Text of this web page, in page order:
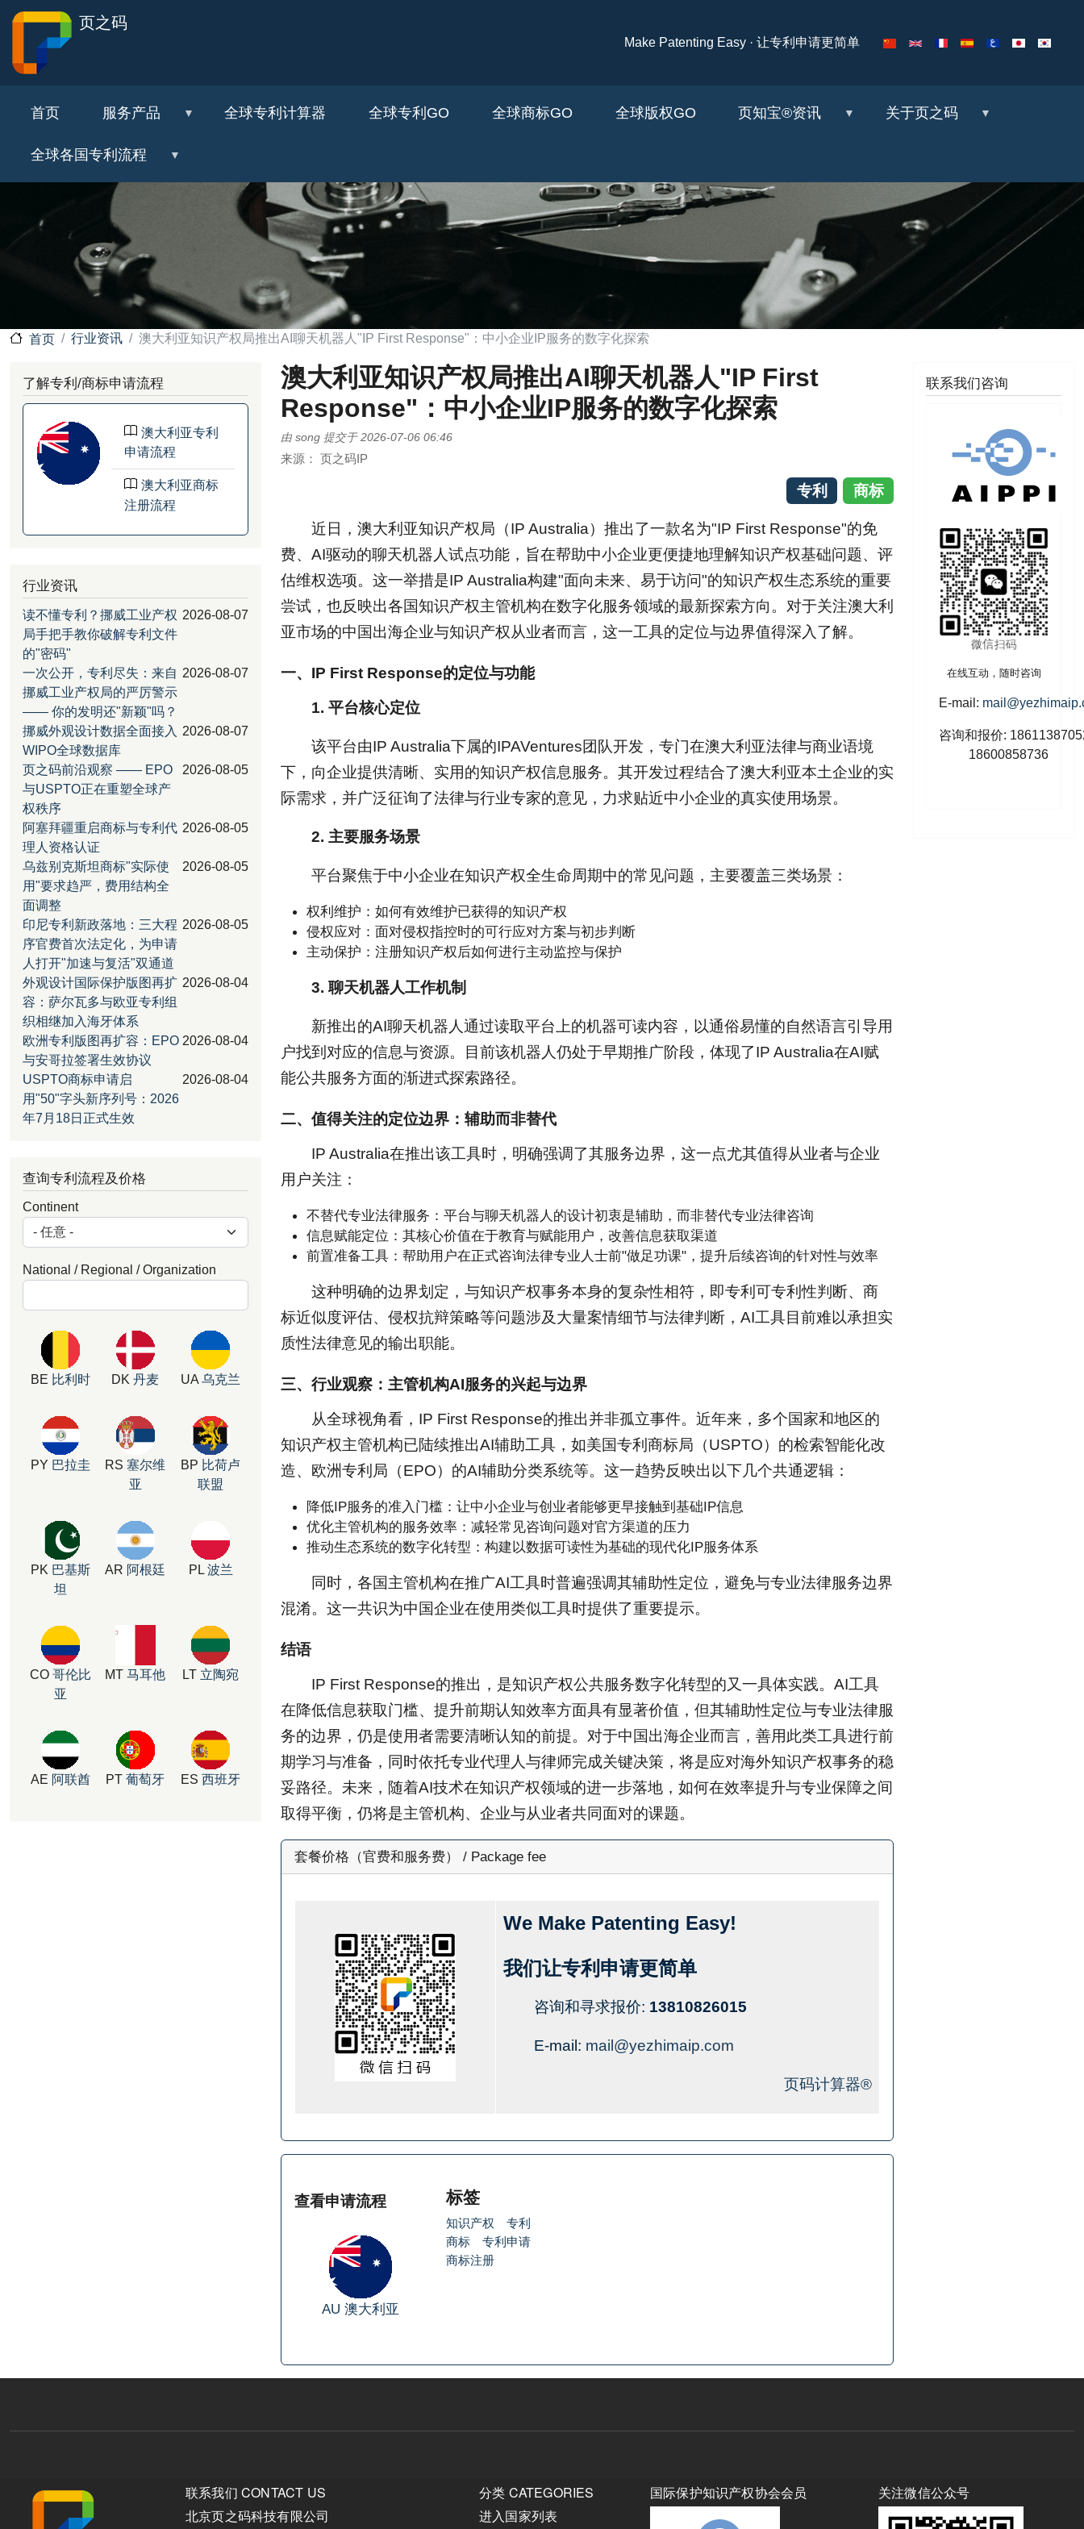
页之码
Make Patenting Easy · 让专利申请更简单
首页 服务产品 全球专利计算器 全球专利GO 全球商标GO 全球版权GO 页知宝®资讯 关于页之码
全球各国专利流程
首页 行业资讯 澳大利亚知识产权局推出AI聊天机器人"IP First Response"：中小企业IP服务的数字化探索
澳大利亚知识产权局推出AI聊天机器人"IP First
Response"：中小企业IP服务的数字化探索
由 song 提交于 2026-07-06 06:46
来源： 页之码IP
专利 商标
近日，澳大利亚知识产权局（IP Australia）推出了一款名为"IP First Response"的免
费、AI驱动的聊天机器人试点功能，旨在帮助中小企业更便捷地理解知识产权基础问题、评
估维权选项。这一举措是IP Australia构建"面向未来、易于访问"的知识产权生态系统的重要
尝试，也反映出各国知识产权主管机构在数字化服务领域的最新探索方向。对于关注澳大利
亚市场的中国出海企业与知识产权从业者而言，这一工具的定位与边界值得深入了解。
一、IP First Response的定位与功能
1. 平台核心定位
该平台由IP Australia下属的IPAVentures团队开发，专门在澳大利亚法律与商业语境
下，向企业提供清晰、实用的知识产权信息服务。其开发过程结合了澳大利亚本土企业的实
际需求，并广泛征询了法律与行业专家的意见，力求贴近中小企业的真实使用场景。
2. 主要服务场景
平台聚焦于中小企业在知识产权全生命周期中的常见问题，主要覆盖三类场景：
权利维护：如何有效维护已获得的知识产权
侵权应对：面对侵权指控时的可行应对方案与初步判断
主动保护：注册知识产权后如何进行主动监控与保护
3. 聊天机器人工作机制
新推出的AI聊天机器人通过读取平台上的机器可读内容，以通俗易懂的自然语言引导用
户找到对应的信息与资源。目前该机器人仍处于早期推广阶段，体现了IP Australia在AI赋
能公共服务方面的渐进式探索路径。
二、值得关注的定位边界：辅助而非替代
IP Australia在推出该工具时，明确强调了其服务边界，这一点尤其值得从业者与企业
用户关注：
不替代专业法律服务：平台与聊天机器人的设计初衷是辅助，而非替代专业法律咨询
信息赋能定位：其核心价值在于教育与赋能用户，改善信息获取渠道
前置准备工具：帮助用户在正式咨询法律专业人士前"做足功课"，提升后续咨询的针对性与效率
这种明确的边界划定，与知识产权事务本身的复杂性相符，即专利可专利性判断、商
标近似度评估、侵权抗辩策略等问题涉及大量案情细节与法律判断，AI工具目前难以承担实
质性法律意见的输出职能。
三、行业观察：主管机构AI服务的兴起与边界
从全球视角看，IP First Response的推出并非孤立事件。近年来，多个国家和地区的
知识产权主管机构已陆续推出AI辅助工具，如美国专利商标局（USPTO）的检索智能化改
造、欧洲专利局（EPO）的AI辅助分类系统等。这一趋势反映出以下几个共通逻辑：
降低IP服务的准入门槛：让中小企业与创业者能够更早接触到基础IP信息
优化主管机构的服务效率：减轻常见咨询问题对官方渠道的压力
推动生态系统的数字化转型：构建以数据可读性为基础的现代化IP服务体系
同时，各国主管机构在推广AI工具时普遍强调其辅助性定位，避免与专业法律服务边界
混淆。这一共识为中国企业在使用类似工具时提供了重要提示。
结语
IP First Response的推出，是知识产权公共服务数字化转型的又一具体实践。AI工具
在降低信息获取门槛、提升前期认知效率方面具有显著价值，但其辅助性定位与专业法律服
务的边界，仍是使用者需要清晰认知的前提。对于中国出海企业而言，善用此类工具进行前
期学习与准备，同时依托专业代理人与律师完成关键决策，将是应对海外知识产权事务的稳
妥路径。未来，随着AI技术在知识产权领域的进一步落地，如何在效率提升与专业保障之间
取得平衡，仍将是主管机构、企业与从业者共同面对的课题。
套餐价格（官费和服务费） / Package fee
We Make Patenting Easy!
我们让专利申请更简单
咨询和寻求报价: 13810826015
E-mail: mail@yezhimaip.com
页码计算器®
查看申请流程
AU 澳大利亚
标签
知识产权
专利
商标
专利申请
商标注册
了解专利/商标申请流程
澳大利亚专利
申请流程
澳大利亚商标
注册流程
行业资讯
读不懂专利？挪威工业产权
局手把手教你破解专利文件
的"密码"
2026-08-07
一次公开，专利尽失：来自
挪威工业产权局的严厉警示
—— 你的发明还"新颖"吗？
2026-08-07
挪威外观设计数据全面接入
WIPO全球数据库
2026-08-07
页之码前沿观察 —— EPO
与USPTO正在重塑全球产
权秩序
2026-08-05
阿塞拜疆重启商标与专利代
理人资格认证
2026-08-05
乌兹别克斯坦商标"实际使
用"要求趋严，费用结构全
面调整
2026-08-05
印尼专利新政落地：三大程
序官费首次法定化，为申请
人打开"加速与复活"双通道
2026-08-05
外观设计国际保护版图再扩
容：萨尔瓦多与欧亚专利组
织相继加入海牙体系
2026-08-04
欧洲专利版图再扩容：EPO
与安哥拉签署生效协议
2026-08-04
USPTO商标申请启
用"50"字头新序列号：2026
年7月18日正式生效
2026-08-04
查询专利流程及价格
Continent
National / Regional / Organization
BE 比利时 DK 丹麦 UA 乌克兰
PY 巴拉圭 RS 塞尔维
亚
BP 比荷卢
联盟
PK 巴基斯
坦
AR 阿根廷 PL 波兰
CO 哥伦比
亚
MT 马耳他 LT 立陶宛
AE 阿联酋 PT 葡萄牙 ES 西班牙
联系我们咨询
在线互动，随时咨询
E-mail:
咨询和报价:
18600858736
联系我们 CONTACT US
北京页之码科技有限公司
分类 CATEGORIES
进入国家列表
国际保护知识产权协会会员 关注微信公众号